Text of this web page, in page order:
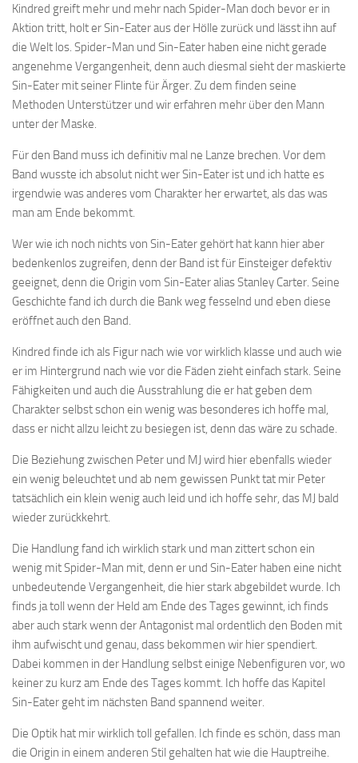
Kindred greift mehr und mehr nach Spider-Man doch bevor er in
Aktion tritt, holt er Sin-Eater aus der Hölle zurück und lässt ihn auf
die Welt los. Spider-Man und Sin-Eater haben eine nicht gerade
angenehme Vergangenheit, denn auch diesmal sieht der maskierte
Sin-Eater mit seiner Flinte für Ärger. Zu dem finden seine
Methoden Unterstützer und wir erfahren mehr über den Mann
unter der Maske.
Für den Band muss ich definitiv mal ne Lanze brechen. Vor dem
Band wusste ich absolut nicht wer Sin-Eater ist und ich hatte es
irgendwie was anderes vom Charakter her erwartet, als das was
man am Ende bekommt.
Wer wie ich noch nichts von Sin-Eater gehört hat kann hier aber
bedenkenlos zugreifen, denn der Band ist für Einsteiger defektiv
geeignet, denn die Origin vom Sin-Eater alias Stanley Carter. Seine
Geschichte fand ich durch die Bank weg fesselnd und eben diese
eröffnet auch den Band.
Kindred finde ich als Figur nach wie vor wirklich klasse und auch wie
er im Hintergrund nach wie vor die Fäden zieht einfach stark. Seine
Fähigkeiten und auch die Ausstrahlung die er hat geben dem
Charakter selbst schon ein wenig was besonderes ich hoffe mal,
dass er nicht allzu leicht zu besiegen ist, denn das wäre zu schade.
Die Beziehung zwischen Peter und MJ wird hier ebenfalls wieder
ein wenig beleuchtet und ab nem gewissen Punkt tat mir Peter
tatsächlich ein klein wenig auch leid und ich hoffe sehr, das MJ bald
wieder zurückkehrt.
Die Handlung fand ich wirklich stark und man zittert schon ein
wenig mit Spider-Man mit, denn er und Sin-Eater haben eine nicht
unbedeutende Vergangenheit, die hier stark abgebildet wurde. Ich
finds ja toll wenn der Held am Ende des Tages gewinnt, ich finds
aber auch stark wenn der Antagonist mal ordentlich den Boden mit
ihm aufwischt und genau, dass bekommen wir hier spendiert.
Dabei kommen in der Handlung selbst einige Nebenfiguren vor, wo
keiner zu kurz am Ende des Tages kommt. Ich hoffe das Kapitel
Sin-Eater geht im nächsten Band spannend weiter.
Die Optik hat mir wirklich toll gefallen. Ich finde es schön, dass man
die Origin in einem anderen Stil gehalten hat wie die Hauptreihe.